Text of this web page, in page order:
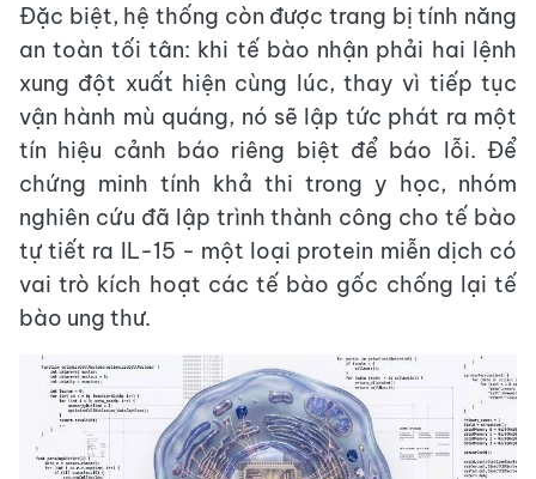
Đặc biệt, hệ thống còn được trang bị tính năng
an toàn tối tân: khi tế bào nhận phải hai lệnh
xung đột xuất hiện cùng lúc, thay vì tiếp tục
vận hành mù quáng, nó sẽ lập tức phát ra một
tín hiệu cảnh báo riêng biệt để báo lỗi. Để
chứng minh tính khả thi trong y học, nhóm
nghiên cứu đã lập trình thành công cho tế bào
tự tiết ra IL-15 - một loại protein miễn dịch có
vai trò kích hoạt các tế bào gốc chống lại tế
bào ung thư.